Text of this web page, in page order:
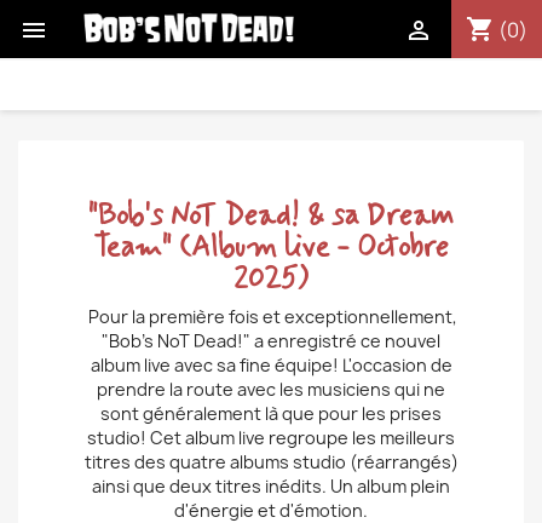
 shopping_cart (0)

"Bob's NoT Dead! & sa Dream
Team" (Album live - Octobre
2025)
Pour la première fois et exceptionnellement,
"Bob's NoT Dead!" a enregistré ce nouvel
album live avec sa fine équipe! L'occasion de
prendre la route avec les musiciens qui ne
sont généralement là que pour les prises
studio! Cet album live regroupe les meilleurs
titres des quatre albums studio (réarrangés)
ainsi que deux titres inédits. Un album plein
d'énergie et d'émotion.